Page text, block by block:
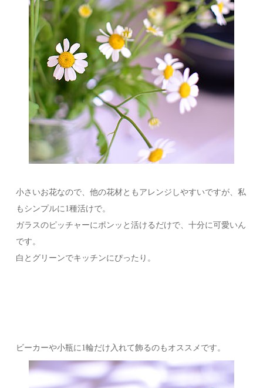
小さいお花なので、他の花材ともアレンジしやすいですが、私
もシンプルに1種活けで。
ガラスのピッチャーにポンッと活けるだけで、十分に可愛いん
です。
白とグリーンでキッチンにぴったり。
ビーカーや小瓶に1輪だけ入れて飾るのもオススメです。